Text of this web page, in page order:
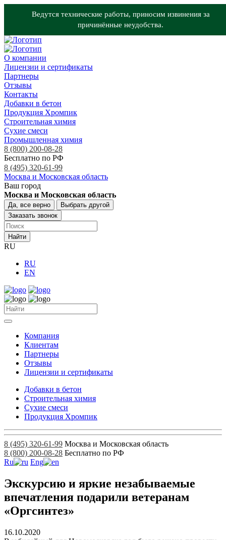
Ведутся технические работы, приносим извинения за
причинённые неудобства.
О компании
Лицензии и сертификаты
Партнеры
Отзывы
Контакты
Добавки в бетон
Продукция Хромпик
Строительная химия
Сухие смеси
Промышленная химия
8 (800) 200-08-28
Бесплатно по РФ
8 (495) 320-61-99
Москва и Московская область
Ваш город
Москва и Московская область
Да, все верно
Выбрать другой
Заказать звонок
Найти
RU
RU
EN
Компания
Клиентам
Партнеры
Отзывы
Лицензии и сертификаты
Добавки в бетон
Строительная химия
Сухие смеси
Продукция Хромпик
8 (495) 320-61-99 Москва и Московская область
8 (800) 200-08-28 Бесплатно по РФ
Ru
Eng
Экскурсию и яркие незабываемые
впечатления подарили ветеранам
«Оргсинтез»
16.10.2020